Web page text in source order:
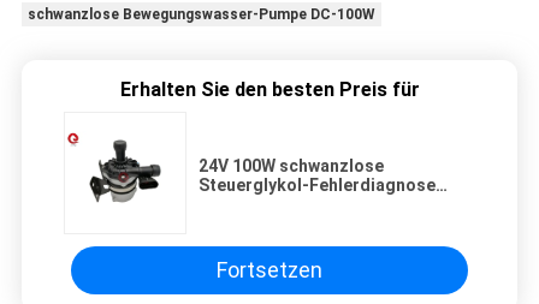
schwanzlose Bewegungswasser-Pumpe DC-100W
Erhalten Sie den besten Preis für
24V 100W schwanzlose
Steuerglykol-Fehlerdiagnose
Fortsetzen